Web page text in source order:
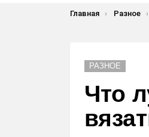
Вы здесь:
Главная Разное
РАЗНОЕ
Что